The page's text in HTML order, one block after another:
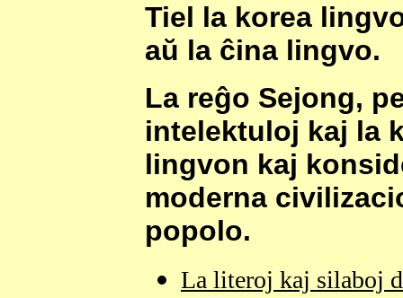
Tiel la korea
aŭ la ĉina lingvo.
La reĝo Sejong,
intelektuloj kaj la
lingvon kaj
moderna
popolo.
La literoj kaj silaboj